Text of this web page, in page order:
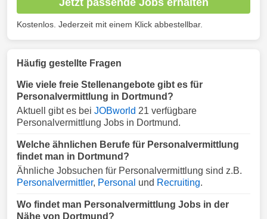
Kostenlos. Jederzeit mit einem Klick abbestellbar.
Häufig gestellte Fragen
Wie viele freie Stellenangebote gibt es für
Personalvermittlung in Dortmund?
Aktuell gibt es bei JOBworld 21 verfügbare
Personalvermittlung Jobs in Dortmund.
Welche ähnlichen Berufe für Personalvermittlung
findet man in Dortmund?
Ähnliche Jobsuchen für Personalvermittlung sind z.B.
Personalvermittler, Personal und Recruiting.
Wo findet man Personalvermittlung Jobs in der
Nähe von Dortmund?